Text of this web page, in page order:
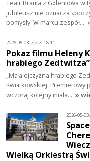
Teatr Brama z Goleniowa w
jubileusz nie oznacza
pomysły. W marcu zespół…
2026-05-03, godz. 18:11
Pokaz filmu Heleny
hrabiego
„Mała ojczyzna hrabiego
Kwiatkowskiej. Premierowy
wczoraj kolejny miała… »
2026-05-
Wielką Orkiestrą